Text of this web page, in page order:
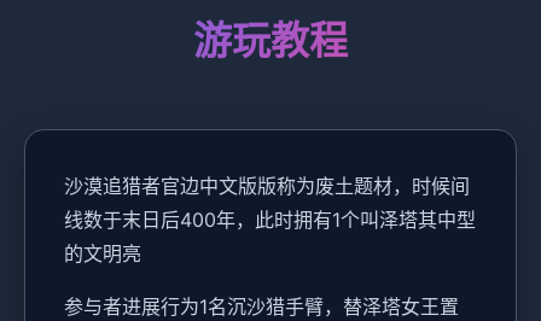
游玩教程
沙漠追猎者官边中文版版称为废土题材，时候间
线数于末日后400年，此时拥有1个叫泽塔其中型
的文明亮
参与者进展行为1名沉沙猎手臂，替泽塔女王置